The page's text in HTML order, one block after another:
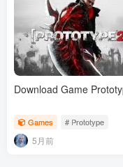
Download Game
Games # Prototype
5月前